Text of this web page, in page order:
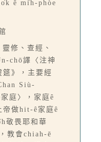
ê mi̍h-phòe
修、查經、
chō͘譯〈注神
》，主要經
Siù-
庭〉，家庭ê
帝做hit-ê家庭ê
敬畏耶和華
教會chiah-ē